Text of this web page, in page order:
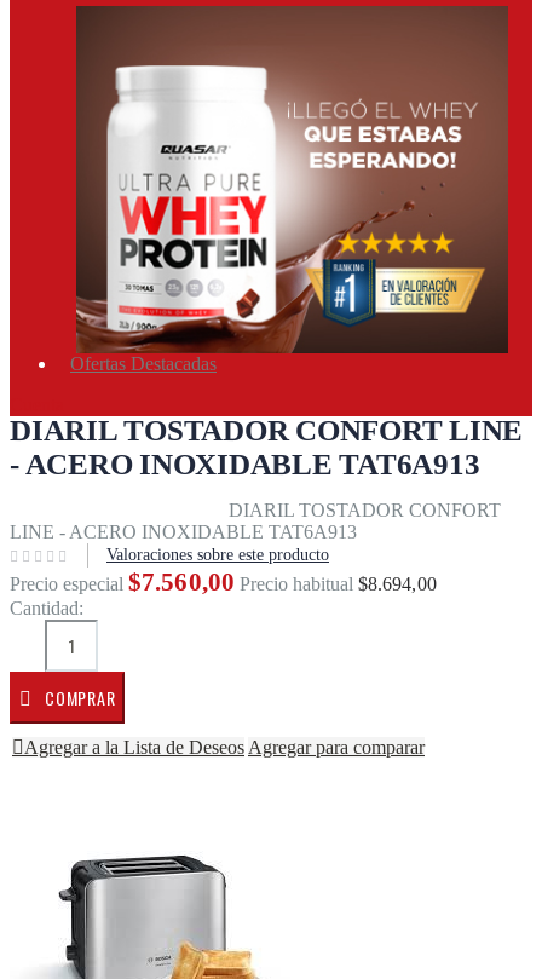
Ofertas Destacadas
DIARIL TOSTADOR CONFORT LINE
- ACERO INOXIDABLE TAT6A913
DIARIL TOSTADOR CONFORT
LINE - ACERO INOXIDABLE TAT6A913
Valoraciones sobre este producto
Precio especial $7.560,00 Precio habitual $8.694,00
Cantidad:
COMPRAR
Agregar a la Lista de Deseos Agregar para comparar